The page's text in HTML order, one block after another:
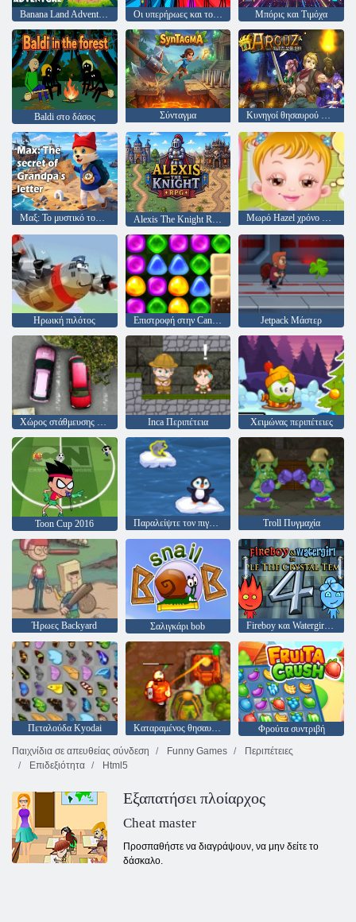
Banana Land Adventure Οι υπερήρωες και το ραβδί Μπόρις και Τιμόχα
Baldi στο δάσος Σύνταγμα Κυνηγοί θησαυρού Arcuz
Μαξ: Το μυστικό του γράμματος του παππού Μωρό Hazel χρόνο κρεβάτι
Ηρωική πιλότος Επιστροφή στην Candyland 4: Lollipop Κήπος Jetpack Μάστερ
Inca Περιπέτεια Χειμώνας περιπέτειες
Toon Cup 2016 Παραλείψτε τον πιγκουίν Troll Πυγμαχία
Ήρωες Backyard Σαλιγκάρι bob Fireboy και Watergirl 4: Crystal Temple
Πεταλούδα Kyodai Καταραμένος θησαυρός 2
Φρούτα συντριβή
Παιχνίδια σε απευθείας σύνδεση
Funny Games
Περιπέτειες
Επιδεξιότητα
Html5
Εξαπατήσει πλοίαρχος
Cheat master
Προσπαθήστε να διαγράψουν, να μην δείτε το
δάσκαλο.